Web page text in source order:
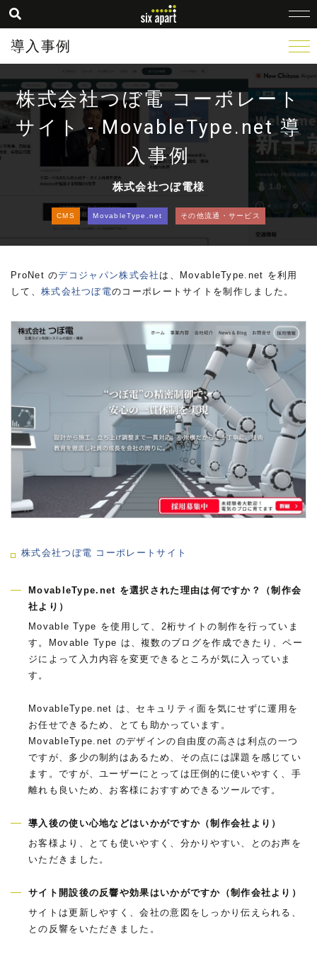
導入事例
株式会社つぼ電 コーポレート
サイト - MovableType.net 導
入事例
株式会社つぼ電様
CMS MovableType.net その他流通・サービス
ProNet のデコジャパン株式会社 は、MovableType.net を利用
して、 株式会社つぼ電のコーポレートサイトを制作しました。
株式会社つぼ電 コーポレートサイト
MovableType.net を選択された理由は何ですか？（制作会
社より）
Movable Type を使用して、2桁サイトの制作を行っていま
す。Movable Type は、複数のブログを作成できたり、ペー
ジによって入力内容を変更できるところが気に入っていま
す。
MovableType.net は、セキュリティ面を気にせずに運用を
お任せできるため、とても助かっています。
MovableType.net のデザインの自由度の高さは利点の一つ
ですが、多少の制約はあるため、その点には課題を感じてい
ます。ですが、ユーザーにとっては圧倒的に使いやすく、手
離れも良いため、お客様におすすめできるツールです。
導入後の使い心地などはいかがですか（制作会社より）
お客様より、とても使いやすく、分かりやすい、とのお声を
いただきました。
サイト開設後の反響や効果はいかがですか（制作会社より）
サイトは更新しやすく、会社の意図をしっかり伝えられる、
との反響をいただきました。